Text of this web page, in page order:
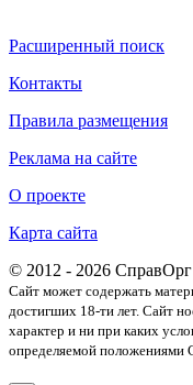
Расширенный поиск
Контакты
Правила размещения
Реклама на сайте
О проекте
Карта сайта
© 2012 - 2026 СправОрг
Сайт может содержать
достигших 18-ти лет. Cайт
характер и ни при каких
определяемой положениями